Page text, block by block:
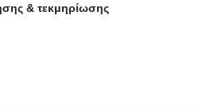
& τεκμηρίωσης